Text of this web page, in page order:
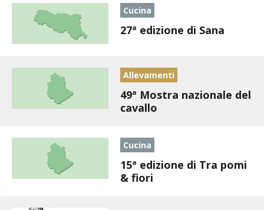
FARFALLE DELLA CAMPAGNA
PICCOLO POLLAIO
STORIE DEI LETTORI
CONSERVARE LA FRUTTA
FACEM
Cucina
27ª edizione di Sana
Allevamenti
49ª Mostra nazionale del
cavallo
Cucina
15ª edizione di Tra pomi
& fiori